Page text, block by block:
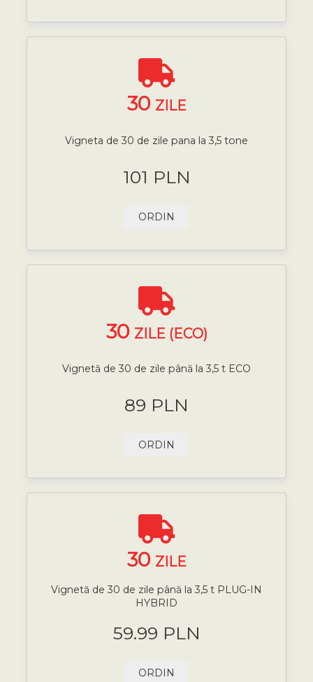
30 ZILE
Vigneta de 30 de zile pana la 3,5 tone
101 PLN
ORDIN
30 ZILE (ECO)
Vignetă de 30 de zile până la 3,5 t ECO
89 PLN
ORDIN
30 ZILE
Vignetă de 30 de zile până la 3,5 t PLUG-IN
HYBRID
59.99 PLN
ORDIN